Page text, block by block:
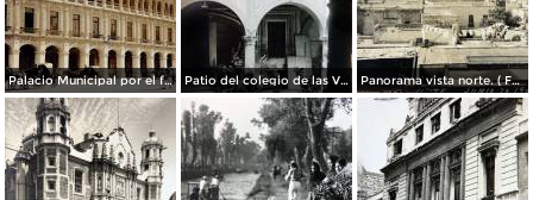
Palacio Municipal por el fotografo Hugo Brehme.. Patio del colegio de las Vizcainas por el fotografo Hugo Brehme. Panorama vista norte. ( Fechada el 20 de Junio de 1905 ).